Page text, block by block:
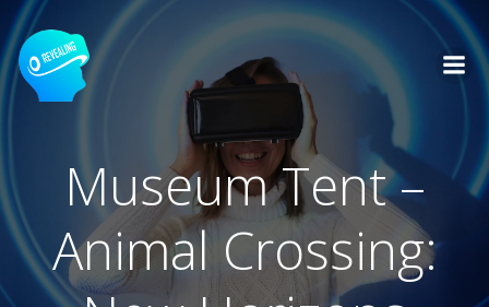
Zum
springen
Museum Tent –
Animal Crossing: